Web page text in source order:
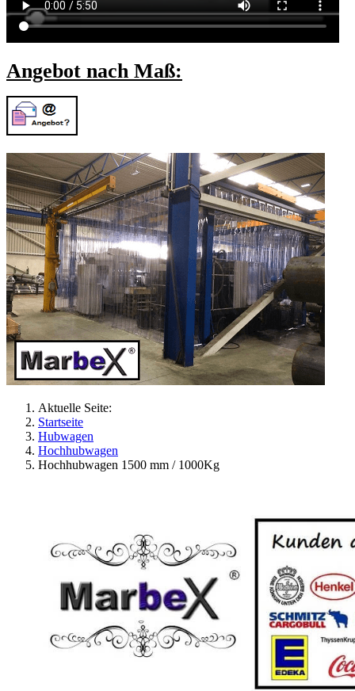
Angebot nach Maß:
Aktuelle Seite:
Startseite
Hubwagen
Hochhubwagen
Hochhubwagen 1500 mm / 1000Kg